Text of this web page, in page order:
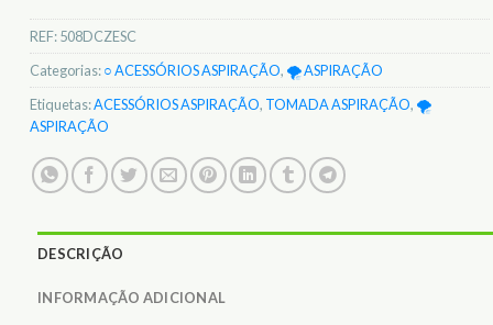
REF:508DCZESC
Categorias:○ ACESSÓRIOS ASPIRAÇÃO, 🌪️ ASPIRAÇÃO
Etiquetas:ACESSÓRIOS ASPIRAÇÃO, TOMADA ASPIRAÇÃO, 🌪️
ASPIRAÇÃO
DESCRIÇÃO
INFORMAÇÃO ADICIONAL